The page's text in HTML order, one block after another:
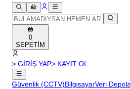
0
SEPETİM
> GİRİŞ YAP> KAYIT OL
Güvenlik (CCTV)BilgisayarVeri